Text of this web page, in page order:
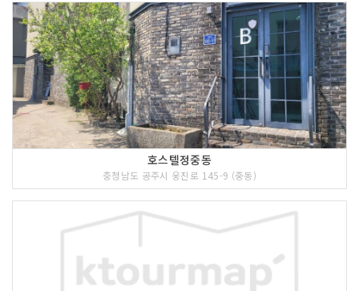
호스텔정중동
충청남도 공주시 웅진로 145-9 (중동)